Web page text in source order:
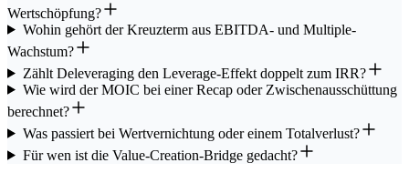
Wertschöpfung?
Wohin gehört der Kreuzterm aus EBITDA- und Multiple-
Wachstum?
Zählt Deleveraging den Leverage-Effekt doppelt zum IRR?
Wie wird der MOIC bei einer Recap oder Zwischenausschüttung
berechnet?
Was passiert bei Wertvernichtung oder einem Totalverlust?
Für wen ist die Value-Creation-Bridge gedacht?